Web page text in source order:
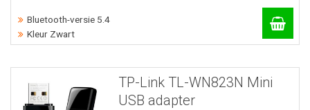
Bluetooth-versie 5.4
Kleur Zwart
TP-Link TL-WN823N Mini
USB adapter